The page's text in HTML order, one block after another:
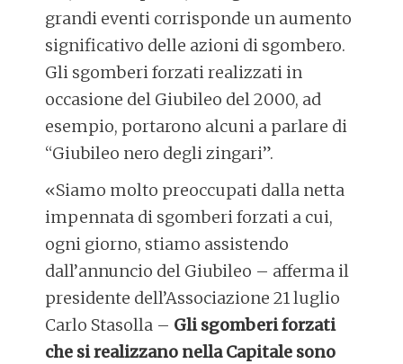
grandi eventi corrisponde un aumento
significativo delle azioni di sgombero.
Gli sgomberi forzati realizzati in
occasione del Giubileo del 2000, ad
esempio, portarono alcuni a parlare di
“Giubileo nero degli zingari”.
«Siamo molto preoccupati dalla netta
impennata di sgomberi forzati a cui,
ogni giorno, stiamo assistendo
dall’annuncio del Giubileo – afferma il
presidente dell’Associazione 21 luglio
Carlo Stasolla – Gli sgomberi forzati
che si realizzano nella Capitale sono